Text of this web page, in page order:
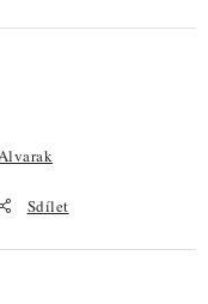
Sdílet